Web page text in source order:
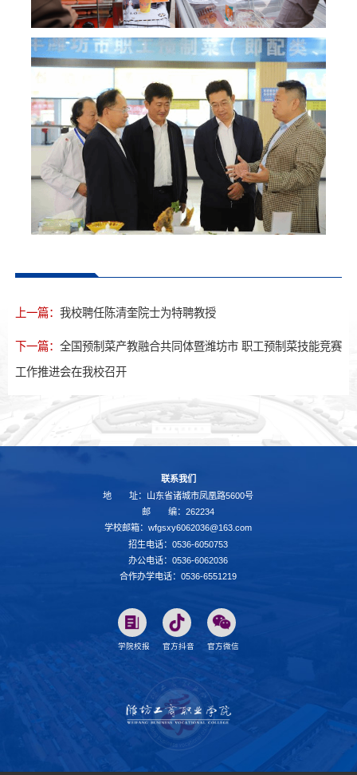
上一篇： 我校聘任陈清奎院士为特聘教授
下一篇： 全国预制菜产教融合共同体暨潍坊市 职工预制菜技能竞赛
工作推进会在我校召开
联系我们
地 址：山东省诸城市凤凰路5600号
邮 编：262234
学校邮箱：wfgsxy6062036@163.com
招生电话：0536-6050753
办公电话：0536-6062036
合作办学电话：0536-6551219
学院校报 官方抖音 官方微信